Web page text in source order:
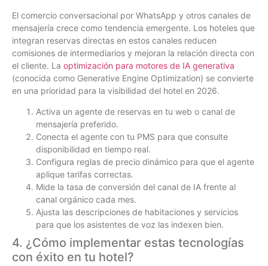
El comercio conversacional por WhatsApp y otros canales de
mensajería crece como tendencia emergente. Los hoteles que
integran reservas directas en estos canales reducen
comisiones de intermediarios y mejoran la relación directa con
el cliente. La optimización para motores de IA generativa
(conocida como Generative Engine Optimization) se convierte
en una prioridad para la visibilidad del hotel en 2026.
Activa un agente de reservas en tu web o canal de
mensajería preferido.
Conecta el agente con tu PMS para que consulte
disponibilidad en tiempo real.
Configura reglas de precio dinámico para que el agente
aplique tarifas correctas.
Mide la tasa de conversión del canal de IA frente al
canal orgánico cada mes.
Ajusta las descripciones de habitaciones y servicios
para que los asistentes de voz las indexen bien.
4. ¿Cómo implementar estas tecnologías
con éxito en tu hotel?